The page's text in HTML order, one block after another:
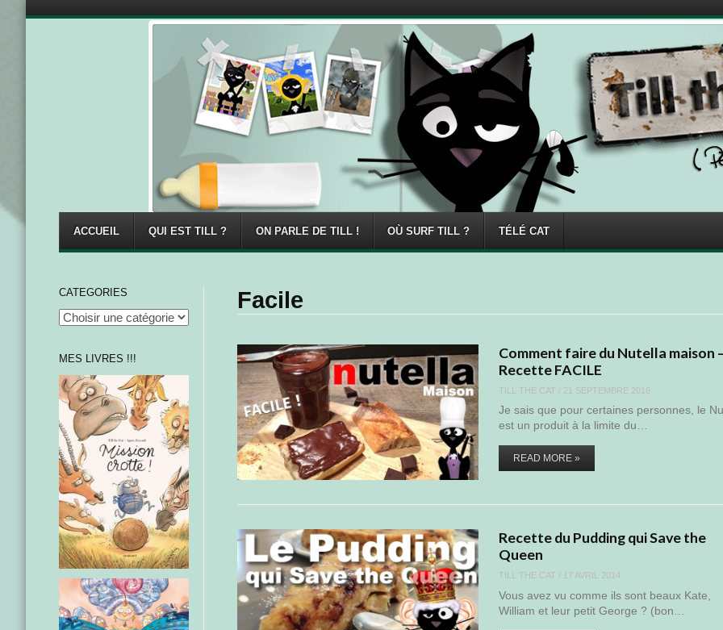
Menu
ACCUEIL
QUI EST TILL ? ON PARLE DE TILL ! OÙ SURF TILL ? TÉLÉ CAT
Facile
Comment faire du Nutella maison
Recette FACILE
TILL THE CAT / 21 SEPTEMBRE 2016
Je sais que pour certaines personnes, le
est un produit à la limite du…
READ MORE »
Recette du Pudding qui Save the
Queen
TILL THE CAT / 17 AVRIL 2014
Vous avez vu comme ils sont beaux Kate,
William et leur petit George ? (bon…
CATEGORIES
MES LIVRES !!!